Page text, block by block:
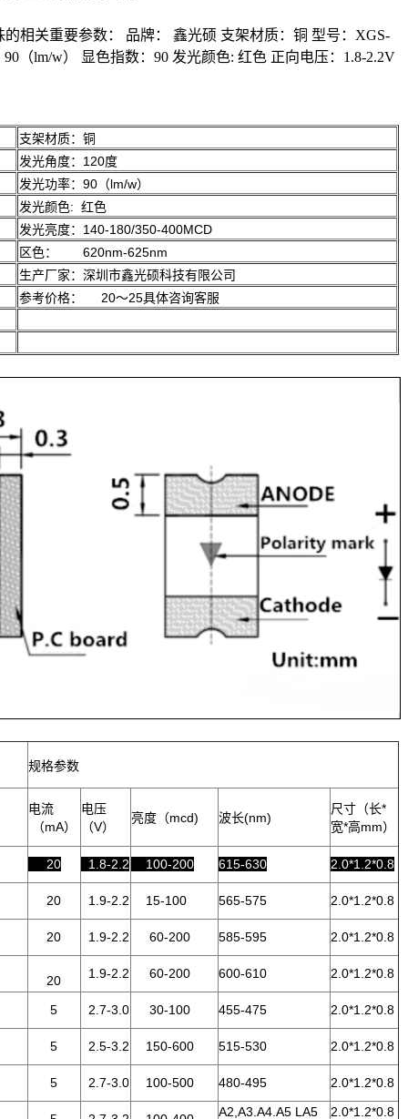
相关重要参数： 品牌： 鑫光硕 支架材质：铜 型号：XGS-
（lm/w） 显色指数：90 发光颜色: 红色 正向电压：1.8-2.2V
支架材质：铜
发光角度：120度
发光功率：90（lm/w）
发光颜色: 红色
发光亮度：140-180/350-400MCD
区色： 620nm-625nm
生产厂家：深圳市鑫光硕科技有限公司
参考价格： 20～25具体咨询客服
规格参数
电流
（mA）
电压
（V）
亮度（mcd) 波长(nm)
尺寸（长*
宽*高mm）
20 1.8-2.2 100-200 615-630 2.0*1.2*0.8
20 1.9-2.2 15-100 565-575 2.0*1.2*0.8
20 1.9-2.2 60-200 585-595 2.0*1.2*0.8
20 1.9-2.2 60-200 600-610 2.0*1.2*0.8
5 2.7-3.0 30-100 455-475 2.0*1.2*0.8
5 2.5-3.2 150-600 515-530 2.0*1.2*0.8
5 2.7-3.0 100-500 480-495 2.0*1.2*0.8
A2,A3.A4.A5 LA5
2.0*1.2*0.8